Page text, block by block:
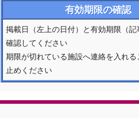
有効期限の確認
掲載日（左上の日付）と有効期限（
確認してください
期限が切れている施設へ連絡を入れる
止めください